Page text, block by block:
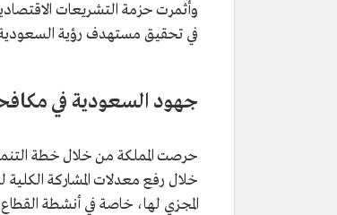
وأثمرت حزمة التشريعات
في تحقيق مستهدف رؤية السعودية 2030 لمعدل البطالة بين السعوديين قبل أوانه عند 7% بنهاية عام
جهود السعودية في
حرصت المملكة من خلال خطة
خلال رفع معدلات المشاركة الكلية
المجزي لها، خاصة في أنشطة